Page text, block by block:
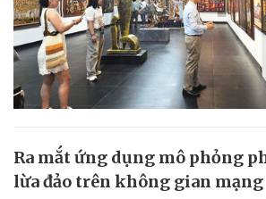
Ra mắt ứng dụng mô phỏng
lừa đảo trên không gian mạng